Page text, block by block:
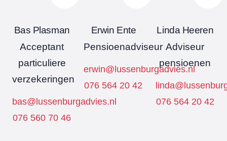
Bas Plasman
Acceptant
particuliere
verzekeringen
bas@lussenburgadvies.nl
076 560 70 46
Erwin Ente
Pensioenadviseur
erwin@lussenburgadvies.nl
076 564 20 42
Linda Heeren
Adviseur
pensioenen
076 564 20 42